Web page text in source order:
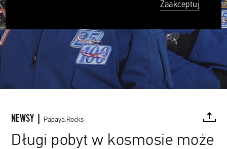
NEWSY | Papaya.Rocks
Długi pobyt w kosmosie może
Zaakceptuj